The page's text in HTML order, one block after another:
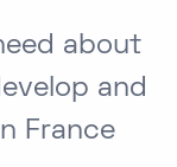
about
and
France